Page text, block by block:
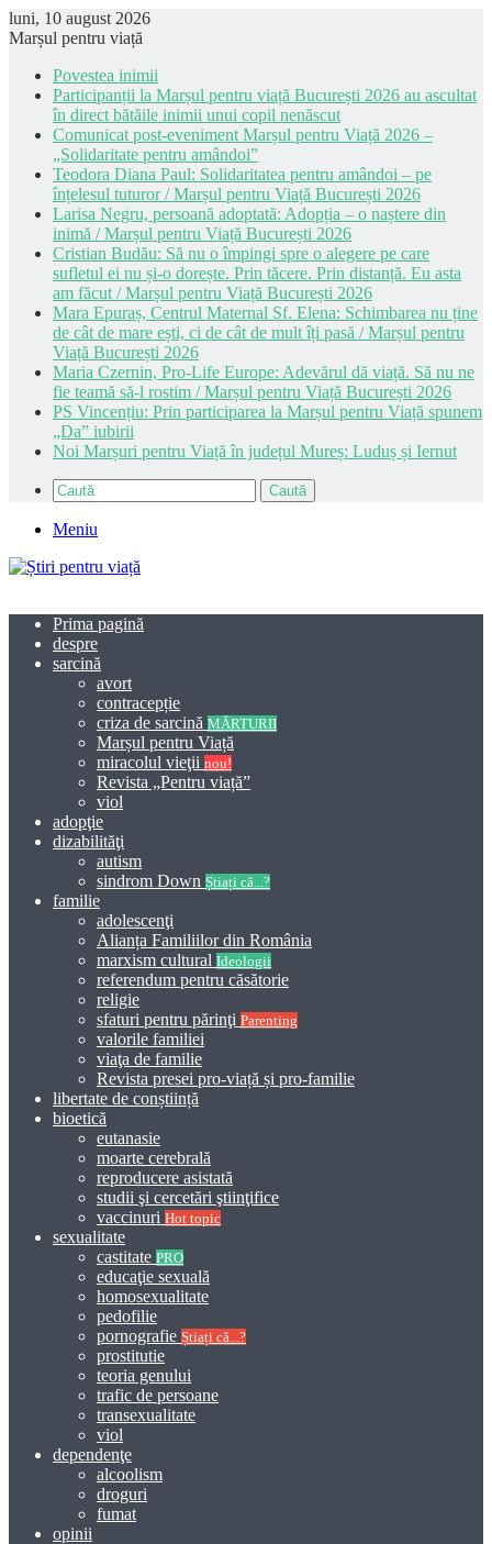
luni, 10 august 2026
Marșul pentru viață
Povestea inimii
Participanții la Marșul pentru viață București 2026 au ascultat
în direct bătăile inimii unui copil nenăscut
Comunicat post-eveniment Marșul pentru Viață 2026 –
„Solidaritate pentru amândoi”
Teodora Diana Paul: Solidaritatea pentru amândoi – pe
înțelesul tuturor / Marșul pentru Viață București 2026
Larisa Negru, persoană adoptată: Adopția – o naștere din
inimă / Marșul pentru Viață București 2026
Cristian Budău: Să nu o împingi spre o alegere pe care
sufletul ei nu și-o dorește. Prin tăcere. Prin distanță. Eu asta
am făcut / Marșul pentru Viață București 2026
Mara Epuraș, Centrul Maternal Sf. Elena: Schimbarea nu ține
de cât de mare ești, ci de cât de mult îți pasă / Marșul pentru
Viață București 2026
Maria Czernin, Pro-Life Europe: Adevărul dă viață. Să nu ne
fie teamă să-l rostim / Marșul pentru Viață București 2026
PS Vincențiu: Prin participarea la Marșul pentru Viață spunem
„Da” iubirii
Noi Marșuri pentru Viață în județul Mureș: Luduș și Iernut
Caută
Meniu
Prima pagină
despre
sarcină
avort
contracepție
criza de sarcină MĂRTURII
Marșul pentru Viață
miracolul vieţii nou!
Revista „Pentru viață”
viol
adopţie
dizabilităţi
autism
sindrom Down Știați că...?
familie
adolescenţi
Alianța Familiilor din România
marxism cultural Ideologii
referendum pentru căsătorie
religie
sfaturi pentru părinţi Parenting
valorile familiei
viaţa de familie
Revista presei pro-viață și pro-familie
libertate de conștiință
bioetică
eutanasie
moarte cerebrală
reproducere asistată
studii şi cercetări ştiinţifice
vaccinuri Hot topic
sexualitate
castitate PRO
educaţie sexuală
homosexualitate
pedofilie
pornografie Știați că...?
prostitutie
teoria genului
trafic de persoane
transexualitate
viol
dependenţe
alcoolism
droguri
fumat
opinii